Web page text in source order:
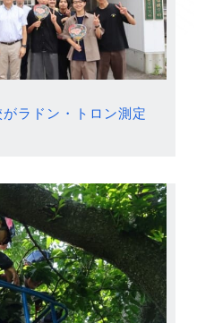
ラドン・トロン測定